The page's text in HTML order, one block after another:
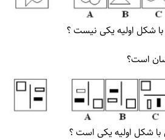
شکل اولیه یکی نیست ؟
است؟
شکل اولیه یکی است ؟